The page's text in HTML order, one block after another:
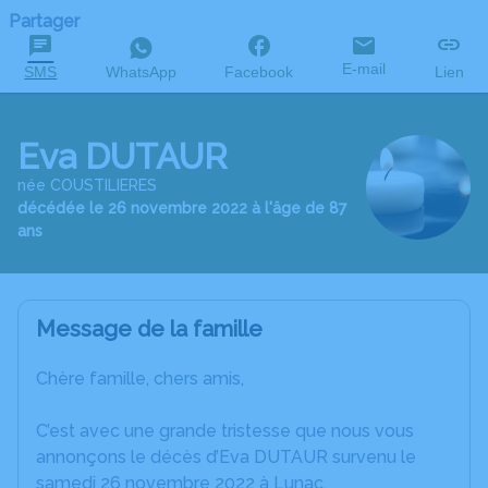
Partager
SMS WhatsApp Facebook E-mail Lien
Eva DUTAUR
née COUSTILIERES
décédée le 26 novembre 2022 à l'âge de 87
ans
Message de la famille
Chère famille, chers amis,
C’est avec une grande tristesse que nous vous
annonçons le décès d’Eva DUTAUR survenu le
samedi 26 novembre 2022 à Lunac.